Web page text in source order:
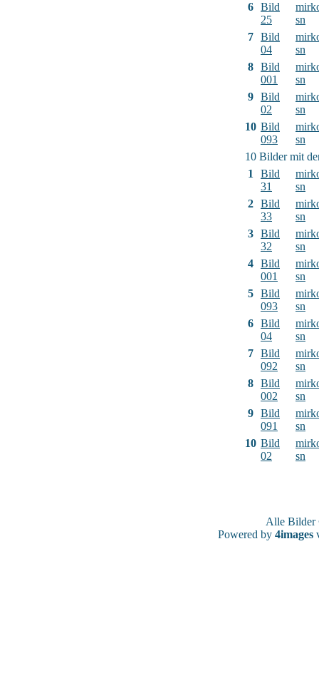
6 Bild
25
sn
7 Bild
04
sn
8 Bild
001
sn
9 Bild
02
sn
10 Bild
093
sn
10 Bilder mit
1
Bild
31
sn
2 Bild
33
sn
3 Bild
32
sn
4 Bild
001
sn
5 Bild
093
sn
6 Bild
04
sn
7 Bild
092
sn
8 Bild
002
sn
9 Bild
091
sn
10 Bild
02
sn
Alle
Powered by 4images